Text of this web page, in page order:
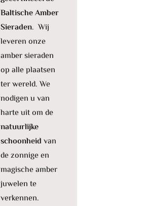
Baltische Amber
Sieraden. Wij
leveren onze
amber sieraden
op alle plaatsen
ter wereld. We
nodigen u van
harte uit om de
natuurlijke
schoonheid van
de zonnige en
magische amber
juwelen te
verkennen.